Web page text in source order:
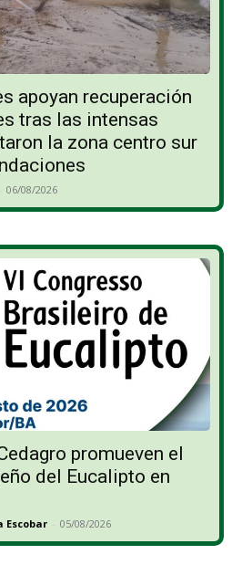
apoyan recuperación
tras las intensas
la zona centro sur
- 06/08/2026
promueven el
del Eucalipto en
Escobar - 05/08/2026